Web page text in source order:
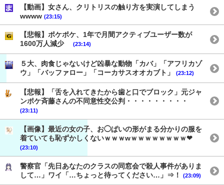
【動画】女さん、クリトリスの触り方を実演してしまう
wwww (23:15)
【悲報】ポケポケ、1年で月間アクティブユーザー数が
1600万人減少
(23:14)
５大、肉食じゃないけど凶暴な動物「カバ」「アフリカゾ
ウ」「バッファロー」「コーカサスオオカブト」
(23:12)
【悲報】「舌を入れてきたから歯と口でブロック」元ジャ
ンポケ斉藤さんの不同意性交公判・・・・・・・・・
(23:11)
【画像】最近の女の子、お◯ぱいの形がまる分かりの服を
着ていても恥ずかしくないｗｗｗwｗｗｗｗｗｗｗｗ❤
(23:10)
警察官「先日あなたのクラスの同窓会で殺人事件がありま
して…」ワイ「…ちょっと待ってください…」⇒！
(23:09)